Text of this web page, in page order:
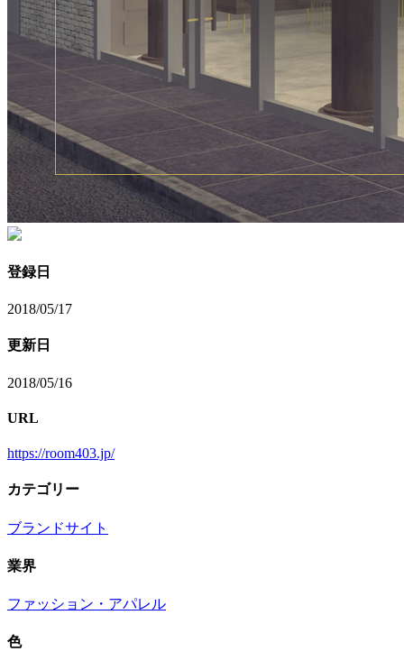
登録日
2018/05/17
更新日
2018/05/16
URL
https://room403.jp/
カテゴリー
ブランドサイト
業界
ファッション・アパレル
色